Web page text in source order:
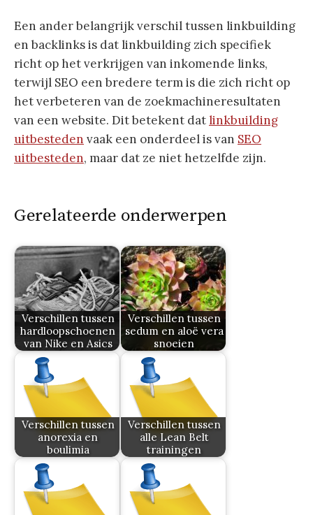
Een ander belangrijk verschil tussen linkbuilding
en backlinks is dat linkbuilding zich specifiek
richt op het verkrijgen van inkomende links,
terwijl SEO een bredere term is die zich richt op
het verbeteren van de zoekmachineresultaten
van een website. Dit betekent datlinkbuilding
uitbesteden vaak een onderdeel is van SEO
uitbesteden, maar dat ze niet hetzelfde zijn.
Gerelateerde onderwerpen
Verschillen tussen
hardloopschoenen
van Nike en Asics
Verschillen tussen
sedum en aloë vera
snoeien
Verschillen tussen
anorexia en
boulimia
Verschillen tussen
alle Lean Belt
trainingen